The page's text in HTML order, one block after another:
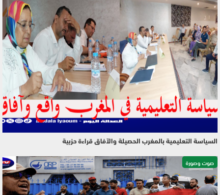
السياسة التعليمية بالمغرب الحصيلة والآفاق قراءة حزبية
صوت وصورة